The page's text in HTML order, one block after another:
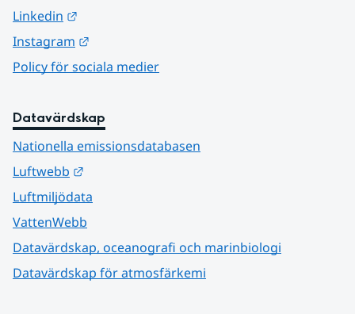
Linkedin
Instagram
Policy för sociala medier
Datavärdskap
Nationella emissionsdatabasen
Luftwebb
Luftmiljödata
VattenWebb
Datavärdskap, oceanografi och marinbiologi
Datavärdskap för atmosfärkemi